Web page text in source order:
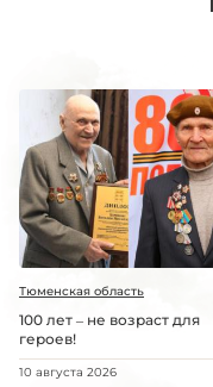
Тюменская область
100 лет – не возраст для
героев!
10 августа 2026